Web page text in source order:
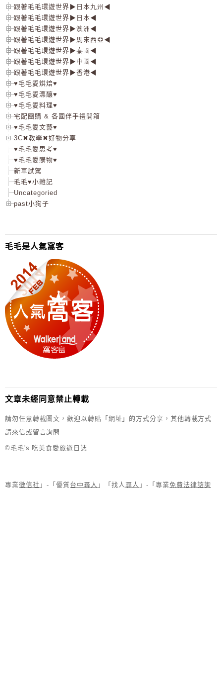
跟著毛毛環遊世界▶日本九州◀
跟著毛毛環遊世界▶日本◀
跟著毛毛環遊世界▶澳洲◀
跟著毛毛環遊世界▶馬來西亞◀
跟著毛毛環遊世界▶泰國◀
跟著毛毛環遊世界▶中國◀
跟著毛毛環遊世界▶香港◀
♥毛毛愛烘焙♥
♥毛毛愛漂釀♥
♥毛毛愛料理♥
宅配團購 & 各國伴手禮開箱
♥毛毛愛文藝♥
3C✖教學✖好物分享
♥毛毛愛思考♥
♥毛毛愛購物♥
新車試駕
毛毛♥小雜記
Uncategoried
past小狗子
毛毛是人氣窩客
文章未經同意禁止轉載
請勿任意轉載圖文，歡迎以轉貼「網址」的方式分享，其他轉載方式
請來信或留言詢問
©毛毛's 吃美食愛旅遊日誌
專業徵信社 」-「優質台中尋人 」「找人 尋人 」-「專業免費法律諮詢